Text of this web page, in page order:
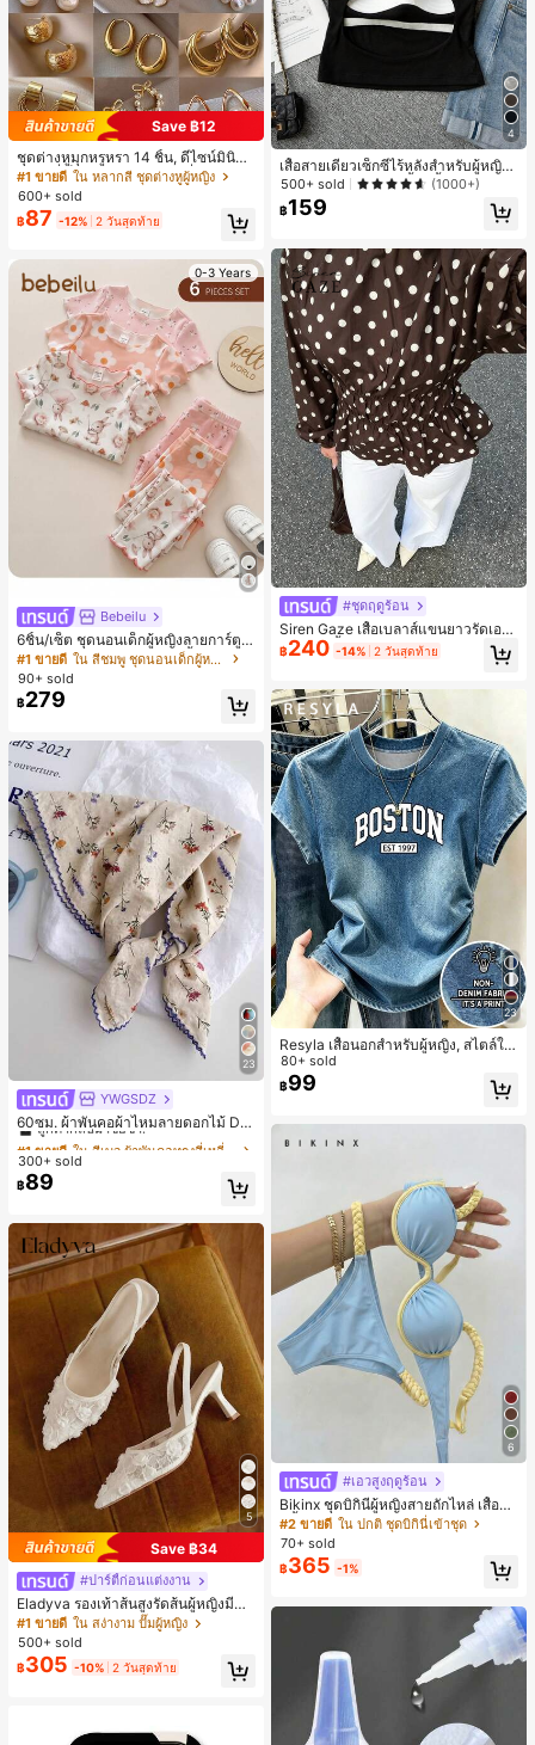
Save ฿12
ชุดต่างหูมุกหรูหรา 14 ชิ้น, ดีไซน์มินิมอ
ลใหม่ที่เป็นเอกลักษณ์ ต่างหูที่สง่างาม
สำหรับผู้หญิง, ของขวัญสำหรับเธอ
#1 ขายดี ใน หลากสี ชุดต่างหูผู้หญิง
600+ sold
฿87 -12% 2 วันสุดท้าย
0-3 Years
Bebeilu
6ชิ้น/เซ็ต ชุดนอนเด็กผู้หญิงลายการ์ตูน
หมีและดอกไม้ คอกลม แขนสั้น กางเกง
ขาสั้น ขอบระบาย สวมใส่สบาย
#1 ขายดี
ใน สีชมพู ชุดนอนเด็กผู้หญิง
90+ sold
฿279
23
YWGSDZ
60ซม. ผ้าพันคอผ้าไหมลายดอกไม้ Dit
sy สีเบจ, เครื่องประดับใหม่สำหรับผู้หญิ
งฤดูใบไม้ผลิ/ฤดูใบไม้ร่วง, ผ้าพันคอผืน
บางอเนกประสงค์หรูหรา
#1 ขายดี
ลูกค้ากลับมาซื้อซ้ำ!
#1 ขายดี
ลูกค้ากลับมาซื้อซ้ำ!
#1 ขายดี
ลูกค้ากลับมาซื้อซ้ำ!
#1 ขายดี
ใน สีเบจ ผ้าพันคอทรงสี่เหลี่ยมและผ้าพันคอสำหรับผู้
300+ sold
฿89
5
Save ฿34
#ปาร์ตี้ก่อนแต่งงาน
Eladyva รองเท้าส้นสูงรัดส้นผู้หญิงมีดอ
กไม้ประดับตาข่ายเสริมและสามารถสว
มได้สองแบบ ส้นสูง 7 ซม. รูปแบบโรมัน
หรูหรา ส้นเข็ม ลุคเทพนิยาย
#1 ขายดี ใน สง่างาม ปั๊มผู้หญิง
500+ sold
฿305 -10% 2 วันสุดท้าย
4
เสื้อสายเดี่ยวเซ็กซี่ไร้หลังสำหรับผู้หญิง
พร้อมบราแบบมีฟองน้ำ, เสื้อกล้ามแขน
กุด, เสื้อลำลองสีดำสำหรับฤดูร้อน
500+ sold (1000+)
฿159
#ชุดฤดูร้อน
Siren Gaze เสื้อเบลาส์แขนยาวรัดเอว
ลายจุดสีน้ำตาลใหม่สำหรับฤดูใบไม้ร่ว
งสำหรับผู้หญิง
฿240 -14% 2 วันสุดท้าย
23
Resyla เสื้อนอกสำหรับผู้หญิง, สไตล์ให
ม่ฤดูร้อน, กีฬากลางแจ้งแบบสบายๆ, ลา
ยออกแบบ, พิมพ์ตัวอักษร & ตัวเลข สีน้ำ
เงิน แฟชั่น & อเนกประสงค์ เสื้อยืด, สตรี
สื้อยืดสำหรับผู้หญิง
80+ sold
฿99
6
#เอวสูงฤดูร้อน
Bikinx ชุดบิกินี่ผู้หญิงสายถักไหล่ เสื้อว่า
ยน้ำวันพีซมีโครงพร้อมสายผูกหลังสีตัด
กัน สำหรับเที่ยวพักผ่อน ชายหาด ฤดูร้อ
น
#2 ขายดี ใน ปกติ ชุดบิกินี่เข้าชุด
70+ sold
฿365 -1%